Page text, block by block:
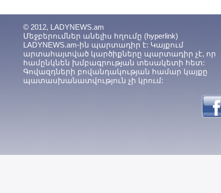
© 2012, LADYNEWS.am
Մեջբերումներ անելիս հղումը (hyperlink)
LADYNEWS.am-ին պարտադիր է: Կայքում
արտահայտված կարծիքները պարտադիր չէ, որ
համընկնեն խմբագրության տեսակետի հետ:
Գովազդների բովանդակության համար կայքը
պատասխանատվություն չի կրում: